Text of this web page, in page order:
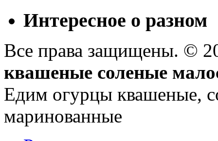
Интересное о разном
Все права защищены. ©
квашеные соленые
Едим огурцы квашеные,
маринованные